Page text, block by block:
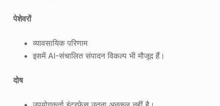
पेशेवरों
व्यावसायिक परिणाम
इसमें AI-संचालित संपादन विकल्प भी मौजूद हैं।
दोष